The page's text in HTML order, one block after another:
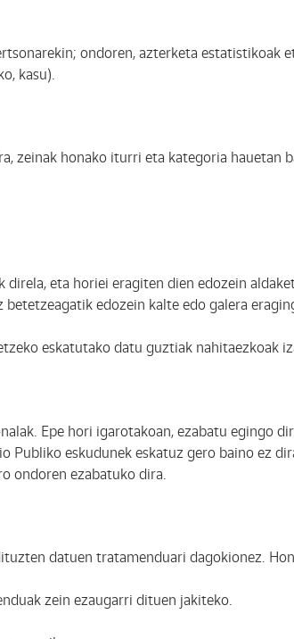
ondoren, azterketa estatistikoak
kasu).
zeinak honako iturri eta kategoria hauetan
eta horiei eragiten dien edozein
edozein kalte edo galera
eskatutako datu guztiak nahitaezkoak
Epe hori igarotakoan, ezabatu egingo
eskudunek eskatuz gero baino ez
ondoren ezabatuko dira.
datuen tratamenduari dagokionez.
zein ezaugarri dituen jakiteko.